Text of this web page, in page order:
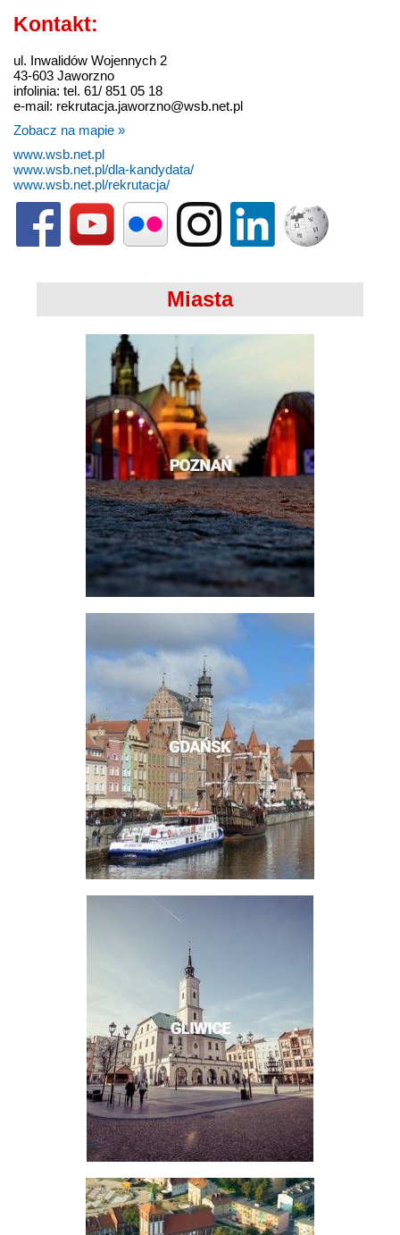
Kontakt:
ul. Inwalidów Wojennych 2
43-603 Jaworzno
infolinia: tel. 61/ 851 05 18
e-mail: rekrutacja.jaworzno@wsb.net.pl
Zobacz na mapie »
www.wsb.net.pl
www.wsb.net.pl/dla-kandydata/
www.wsb.net.pl/rekrutacja/
Miasta